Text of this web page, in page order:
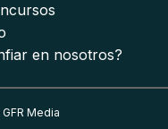
en nosotros?
Media